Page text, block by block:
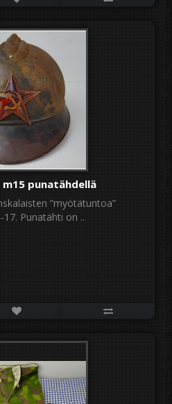
m15 punatähdellä
”myötätuntoa”
Punatähti on ..